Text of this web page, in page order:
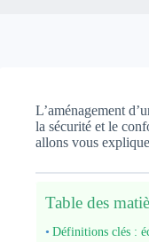
L’aménagement
la sécurité et le
allons vous
Table des
Définitions clés :